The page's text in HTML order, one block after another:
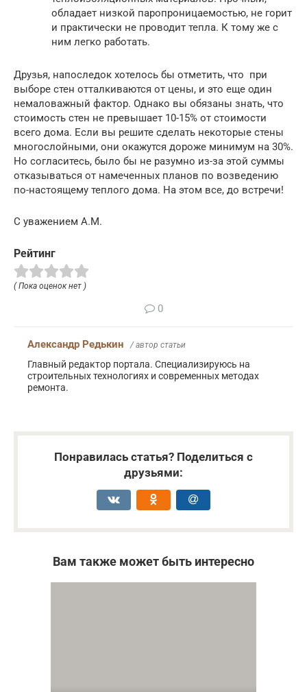
обладает низкой паропроницаемостью, не горит
и практически не проводит тепла. К тому же с
ним легко работать.
Друзья, напоследок хотелось бы отметить, что при
выборе стен отталкиваются от цены, и это еще один
немаловажный фактор. Однако вы обязаны знать, что
стоимость стен не превышает 10-15% от стоимости
всего дома. Если вы решите сделать некоторые стены
многослойными, они окажутся дороже минимум на 30%.
Но согласитесь, было бы не разумно из-за этой суммы
отказываться от намеченных планов по возведению
по-настоящему теплого дома. На этом все, до встречи!
С уважением А.М.
Рейтинг
( Пока оценок нет )
0
Александр Редькин / автор статьи
Главный редактор портала. Специализируюсь на
строительных технологиях и современных методах
ремонта.
Понравилась статья? Поделиться с
друзьями:
Вам также может быть интересно